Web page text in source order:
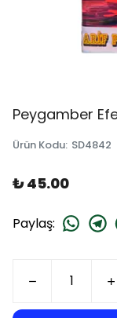
Peygamber
Ürün Kodu: SD4842
₺ 45.00
Paylaş: